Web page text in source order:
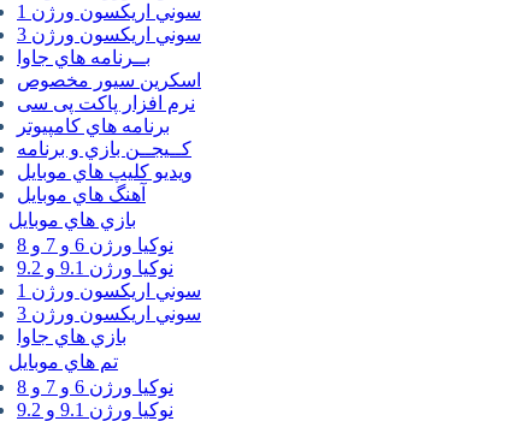
سوني اريكسون ورژن 1
سوني اريكسون ورژن 3
بــرنامه هاي جاوا
اسكرين سيور مخصوص
نرم افزار پاکت پی سی
برنامه هاي كامپيوتر
كــيجــن بازي و برنامه
ويديو كليپ هاي موبايل
آهنگ هاي موبايل
بازي هاي موبايل
نوكيا ورژن 6 و 7 و 8
نوكيا ورژن 9.1 و 9.2
سوني اريكسون ورژن 1
سوني اريكسون ورژن 3
بازي هاي جاوا
تم هاي موبايل
نوكيا ورژن 6 و 7 و 8
نوكيا ورژن 9.1 و 9.2